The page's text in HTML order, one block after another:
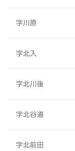
字川原
字北入
字北川後
字北谷道
字北前田